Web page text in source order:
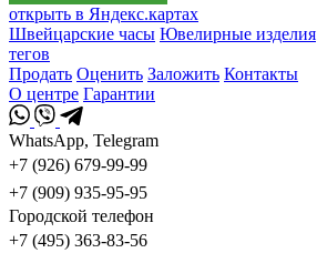
открыть в Яндекс.картах
Швейцарские часы Ювелирные изделия
тегов
Продать Оценить Заложить Контакты
О центре Гарантии
WhatsApp, Telegram
+7 (926) 679-99-99
+7 (909) 935-95-95
Городской телефон
+7 (495) 363-83-56